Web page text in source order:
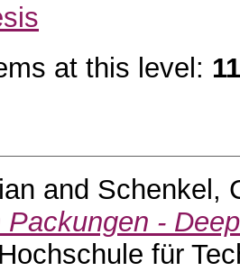
at this level: 11
and Schenkel,
-
für